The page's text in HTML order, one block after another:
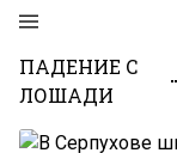
ПАДЕНИЕ С
ЛОШАДИ